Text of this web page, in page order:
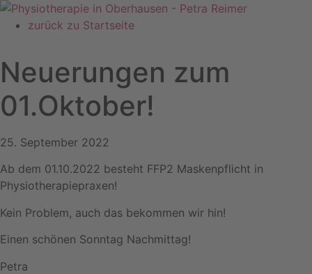
Zum
Inhalt zurück zu Startseite
Neuerungen zum
01.Oktober!
25. September 2022
Ab dem 01.10.2022 besteht FFP2 Maskenpflicht in
Physiotherapiepraxen!
Kein Problem, auch das bekommen wir hin!
Einen schönen Sonntag Nachmittag!
Petra